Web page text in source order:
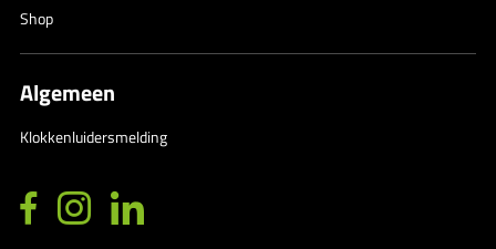
Shop
Algemeen
Klokkenluidersmelding